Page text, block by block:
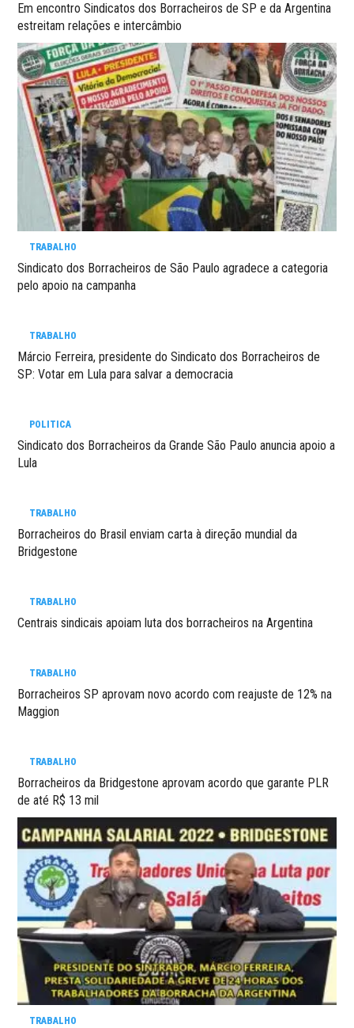
Em encontro Sindicatos dos Borracheiros de SP e da Argentina
estreitam relações e intercâmbio
TRABALHO
Sindicato dos Borracheiros de São Paulo agradece a categoria
pelo apoio na campanha
TRABALHO
Márcio Ferreira, presidente do Sindicato dos Borracheiros de
SP: Votar em Lula para salvar a democracia
POLITICA
Sindicato dos Borracheiros da Grande São Paulo anuncia apoio a
Lula
TRABALHO
Borracheiros do Brasil enviam carta à direção mundial da
Bridgestone
TRABALHO
Centrais sindicais apoiam luta dos borracheiros na Argentina
TRABALHO
Borracheiros SP aprovam novo acordo com reajuste de 12% na
Maggion
TRABALHO
Borracheiros da Bridgestone aprovam acordo que garante PLR
de até R$ 13 mil
TRABALHO